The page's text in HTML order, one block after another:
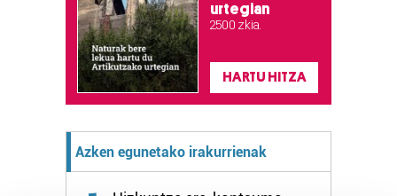
urtegian
2.500 zkia.
HARTU HITZA
Azken egunetako irakurrienak